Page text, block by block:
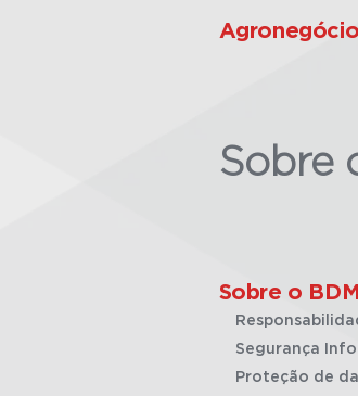
Agronegócio
Sobre
Sobre o
Segurança
Proteção de